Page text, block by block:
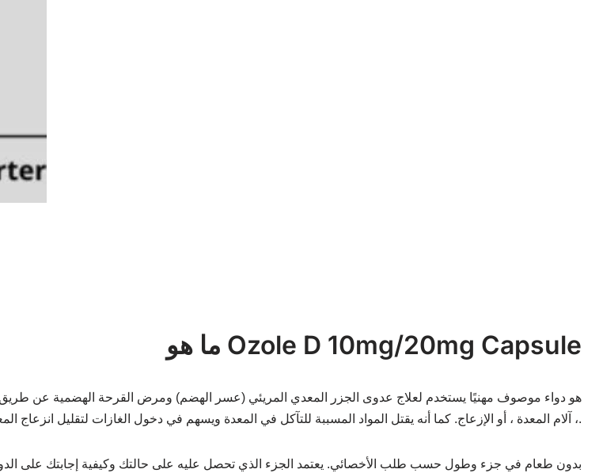
ما هو Ozole D 10mg/20mg Capsule
، آلام المعدة ، أو الإزعاج. كما أنه يقتل المواد المسببة للتآكل في المعدة ويسهم في دخول الغازات لتقليل انزعاج المعدة.